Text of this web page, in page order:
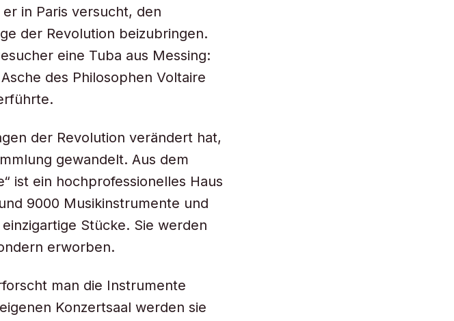
er in Paris versucht, den
der Revolution beizubringen.
eine Tuba aus Messing:
des Philosophen Voltaire
der Revolution verändert hat,
gewandelt. Aus dem
ist ein hochprofessionelles Haus
9000 Musikinstrumente und
Stücke. Sie werden
erworben.
man die Instrumente
Konzertsaal werden sie